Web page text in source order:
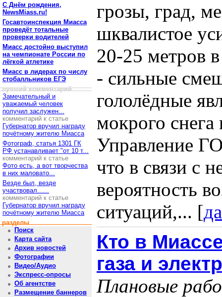
С Днём рождения,
NewsMiass.ru!
Госавтоинспекция Миасса
проведёт тотальные
проверки водителей
Миасс достойно выступил
на чемпионате России по
лёгкой атлетике
Миасс в лидерах по числу
стобалльников ЕГЭ
лучший комментарий
Замечательный и
уважаемый человек
получил заслужен...
комментарий к статье
Губернатор вручил награду
почётному жителю Миасса
Фотограф, статья 1301 ГК
РФ устанавливает "от 10 т...
комментарий к статье
Фото есть, а вот творчества
в них маловато...
Везде был, везде
участвовал......
комментарий к статье
Губернатор вручил награду
почётному жителю Миасса
разделы
Поиск
Карта сайта
Архив новостей
Фотографии
Видео/Аудио
Экспресс-опросы
Об агентстве
Размещение баннеров
грозы, град,
шквалистое
20-25 метров
- сильные
гололёдные
мокрого снега
Управление
что в связи с
вероятность
ситуаций,... [
Кто в
газа и
Плановые